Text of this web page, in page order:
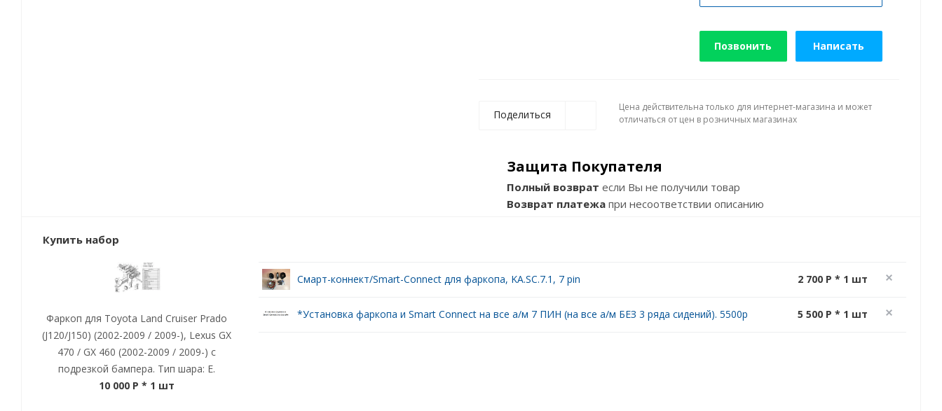
Позвонить Написать
Поделиться
Цена действительна только для интернет-магазина и может
отличаться от цен в розничных магазинах
Защита Покупателя
Полный возврат если Вы не получили товар
Возврат платежа при несоответствии описанию
Купить набор
Фаркоп для Toyota Land Cruiser Prado
(J120/J150) (2002-2009 / 2009-), Lexus GX
470 / GX 460 (2002-2009 / 2009-) с
подрезкой бампера. Тип шара: E.
10 000 P * 1 шт
Смарт-коннект/Smart-Connect для фаркопа, KA.SC.7.1, 7 pin 2 700 P * 1 шт
*Установка фаркопа и Smart Connect на все а/м 7 ПИН (на все а/м БЕЗ 3 ряда сидений). 5500р 5 500 P * 1 шт